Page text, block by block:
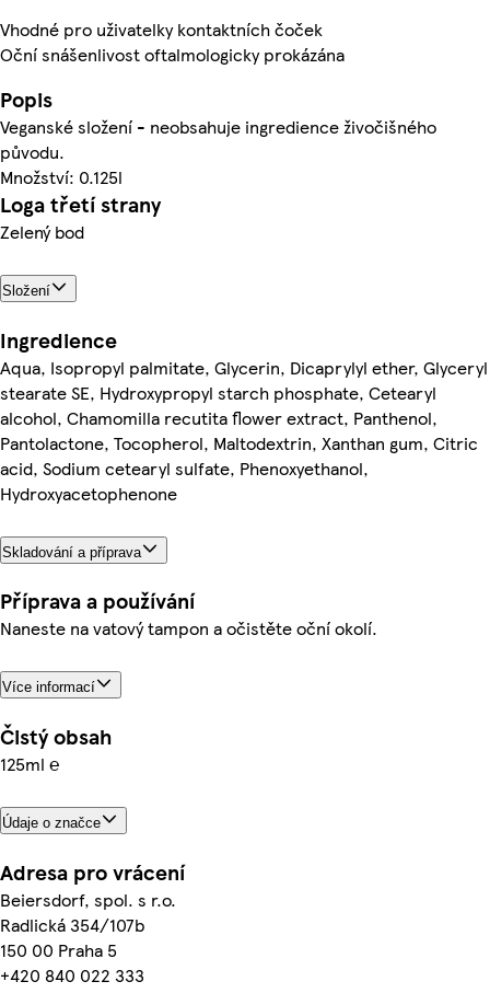
Vhodné pro uživatelky kontaktních čoček
Oční snášenlivost oftalmologicky prokázána
Popis
Veganské složení - neobsahuje ingredience živočišného
původu.
Množství: 0.125l
Loga třetí strany
Zelený bod
Složení
Ingredience
Aqua, Isopropyl palmitate, Glycerin, Dicaprylyl ether, Glyceryl
stearate SE, Hydroxypropyl starch phosphate, Cetearyl
alcohol, Chamomilla recutita flower extract, Panthenol,
Pantolactone, Tocopherol, Maltodextrin, Xanthan gum, Citric
acid, Sodium cetearyl sulfate, Phenoxyethanol,
Hydroxyacetophenone
Skladování a příprava
Příprava a používání
Naneste na vatový tampon a očistěte oční okolí.
Více informací
Čistý obsah
125ml ℮
Údaje o značce
Adresa pro vrácení
Beiersdorf, spol. s r.o.
Radlická 354/107b
150 00 Praha 5
+420 840 022 333